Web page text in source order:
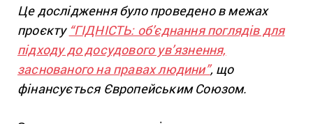
Це дослідження було проведено в межах
проєкту “ГІДНІСТЬ: об’єднання поглядів для
підходу до досудового ув’язнення,
заснованого на правах людини”, що
фінансується Європейським Союзом.